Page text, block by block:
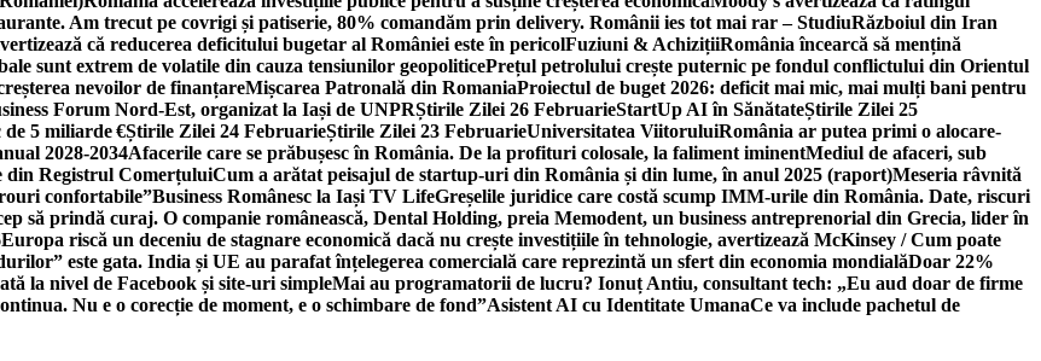
Am trecut pe covrigi și patiserie, 80% comandăm prin delivery. Românii ies tot mai rar – StudiuRăzboiul din Iran
că reducerea deficitului bugetar al României este în pericolFuziuni & AchizițiiRomânia încearcă să mențină
sunt extrem de volatile din cauza tensiunilor geopoliticePrețul petrolului crește puternic pe fondul conflictului din Orientul
nevoilor de finanțareMișcarea Patronală din RomaniaProiectul de buget 2026: deficit mai mic, mai mulți bani pentru
Forum Nord-Est, organizat la Iași de UNPRȘtirile Zilei 26 FebruarieStartUp AI în SănătateȘtirile Zilei 25
de 5 miliarde €Știrile Zilei 24 FebruarieȘtirile Zilei 23 FebruarieUniversitatea ViitoruluiRomânia ar putea primi o alocare-
2028-2034Afacerile care se prăbușesc în România. De la profituri colosale, la faliment iminentMediul de afaceri, sub
din Registrul ComerțuluiCum a arătat peisajul de startup-uri din România și din lume, în anul 2025 (raport)Meseria râvnită
confortabile”Business Românesc la Iași TV LifeGreșelile juridice care costă scump IMM-urile din România. Date, riscuri
să prindă curaj. O companie românească, Dental Holding, preia Memodent, un business antreprenorial din Grecia, lider în
Europa riscă un deceniu de stagnare economică dacă nu crește investițiile în tehnologie, avertizează McKinsey / Cum poate
este gata. India și UE au parafat înțelegerea comercială care reprezintă un sfert din economia mondialăDoar 22%
la nivel de Facebook și site-uri simpleMai au programatorii de lucru? Ionuț Antiu, consultant tech: „Eu aud doar de firme
Nu e o corecție de moment, e o schimbare de fond”Asistent AI cu Identitate UmanaCe va include pachetul de